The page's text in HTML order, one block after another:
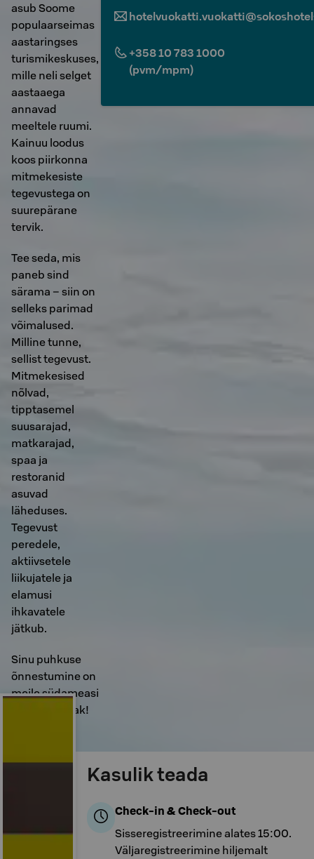
asub Soome
populaarseimas
aastaringses
turismikeskuses,
mille neli selget
aastaaega
annavad
meeltele ruumi.
Kainuu loodus
koos piirkonna
mitmekesiste
tegevustega on
suurepärane
tervik.
Tee seda, mis
paneb sind
särama – siin on
selleks parimad
võimalused.
Milline tunne,
sellist tegevust.
Mitmekesised
nõlvad,
tipptasemel
suusarajad,
matkarajad,
spaa ja
restoranid
asuvad
läheduses.
Tegevust
peredele,
aktiivsetele
liikujatele ja
elamusi
ihkavatele
jätkub.
Sinu puhkuse
õnnestumine on
meile südameasi
– Take a Break!
+358 10 783 1000
(pvm/mpm)
Kasulik teada
Check-in & Check-out
Sisseregistreerimine alates 15:00.
Väljaregistreerimine hiljemalt